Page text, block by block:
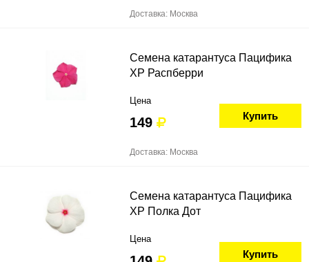
Доставка: Москва
Семена катарантуса Пацифика
ХР Распберри
Цена
149 Купить
Доставка: Москва
Семена катарантуса Пацифика
ХР Полка Дот
Цена
Купить